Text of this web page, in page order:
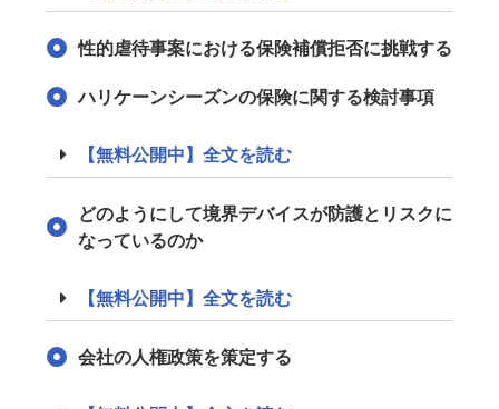
性的虐待事案における保険補償拒否に挑戦する
ハリケーンシーズンの保険に関する検討事項
【無料公開中】全文を読む
どのようにして境界デバイスが防護とリスクに
なっているのか
【無料公開中】全文を読む
会社の人権政策を策定する